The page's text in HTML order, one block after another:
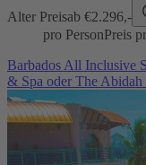
Alter Preisab €2.296,-
pro PersonPreis
Barbados All Inclusive
& Spa oder The Abidah